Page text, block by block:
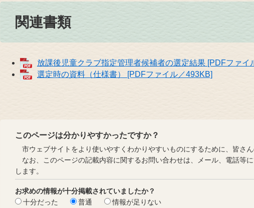
関連書類
放課後児童クラブ指定管理者候補者の選定結果 [PDFファイ
選定時の資料（仕様書） [PDFファイル／493KB]
このページは分かりやすかったですか？
市ウェブサイトをより使いやすくわかりやすいものにするために、皆さん
なお、このページの記載内容に関するお問い合わせは、メール、電話等
します。
お求めの情報が十分掲載されていましたか？
十分だった
普通 情報が足りない